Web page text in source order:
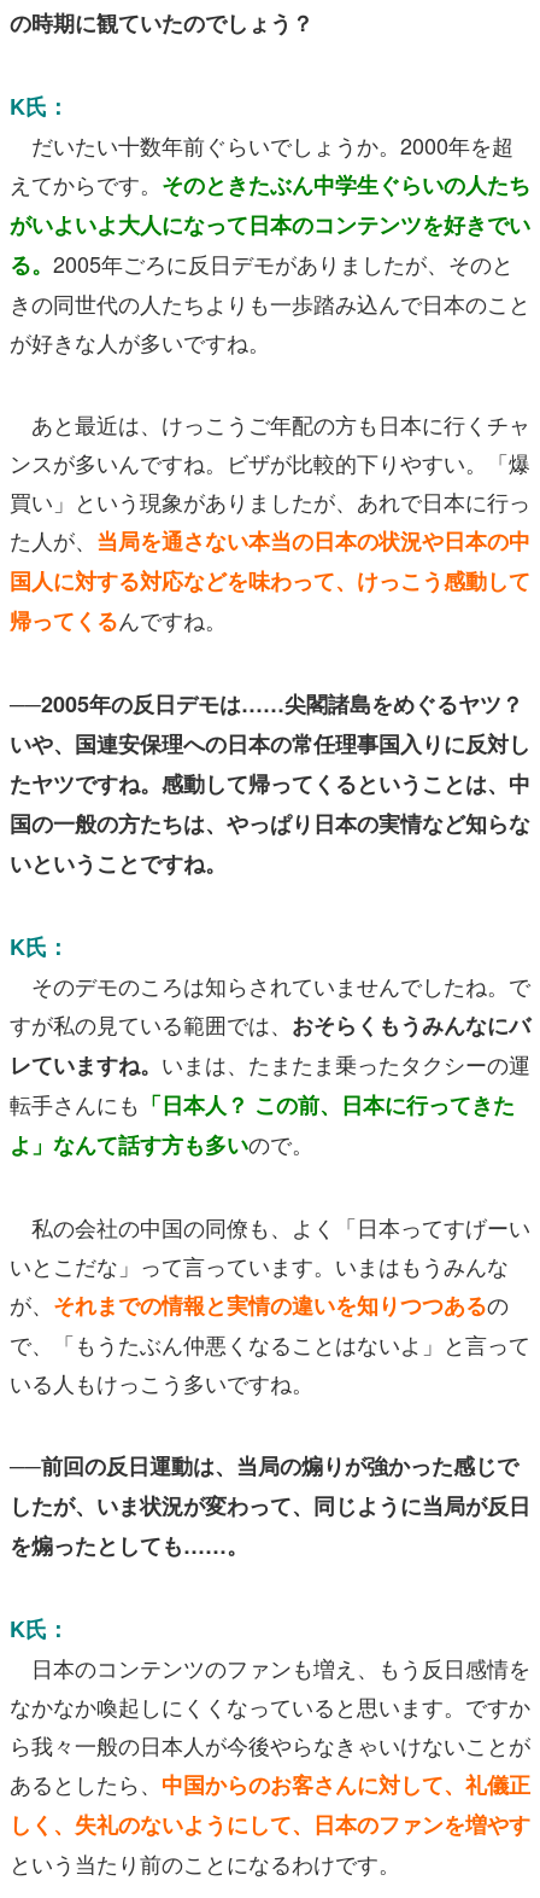
の時期に観ていたのでしょう？
K氏：
だいたい十数年前ぐらいでしょうか。2000年を超
えてからです。 そのときたぶん中学生ぐらいの人たち
がいよいよ大人になって日本のコンテンツを好きでい
る。 2005年ごろに反日デモがありましたが、そのと
きの同世代の人たちよりも一歩踏み込んで日本のこと
が好きな人が多いですね。
あと最近は、けっこうご年配の方も日本に行くチャ
ンスが多いんですね。ビザが比較的下りやすい。「爆
買い」という現象がありましたが、あれで日本に行っ
た人が、 当局を通さない本当の日本の状況や日本の中
国人に対する対応などを味わって、けっこう感動して
帰ってくるんですね。
──2005年の反日デモは……尖閣諸島をめぐるヤツ？
いや、国連安保理への日本の常任理事国入りに反対し
たヤツですね。感動して帰ってくるということは、中
国の一般の方たちは、やっぱり日本の実情など知らな
いということですね。
K氏：
そのデモのころは知らされていませんでしたね。で
すが私の見ている範囲では、 おそらくもうみんなにバ
レていますね。 いまは、たまたま乗ったタクシーの運
転手さんにも 「日本人？ この前、日本に行ってきた
よ」なんて話す方も多いので。
私の会社の中国の同僚も、よく「日本ってすげーい
いとこだな」って言っています。いまはもうみんな
が、 それまでの情報と実情の違いを知りつつあるの
で、「もうたぶん仲悪くなることはないよ」と言って
いる人もけっこう多いですね。
──前回の反日運動は、当局の煽りが強かった感じで
したが、いま状況が変わって、同じように当局が反日
を煽ったとしても……。
K氏：
日本のコンテンツのファンも増え、もう反日感情を
なかなか喚起しにくくなっていると思います。ですか
ら我々一般の日本人が今後やらなきゃいけないことが
あるとしたら、 中国からのお客さんに対して、礼儀正
しく、失礼のないようにして、日本のファンを増やす
という当たり前のことになるわけです。